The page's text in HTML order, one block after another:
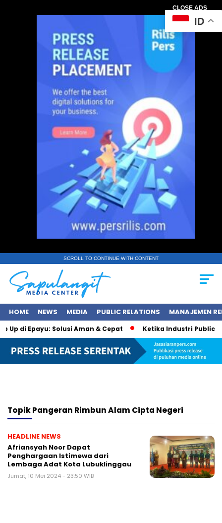
CLOSE ADS
SCROLL TO CONTINUE WITH CONTENT
HOME NEWS MEDIA PUBLIC RELATIONS MANAJEMEN
di Epayu: Solusi Aman & Cepat Ketika Industri Public
TopikPangeran Rimbun Alam Cipta Negeri
HEADLINE NEWS
Afriansyah Noor Dapat
Penghargaan Istimewa dari
Lembaga Adat Kota Lubuklinggau
Jumat, 10 Mei 2024 - 23:50 WIB
ID